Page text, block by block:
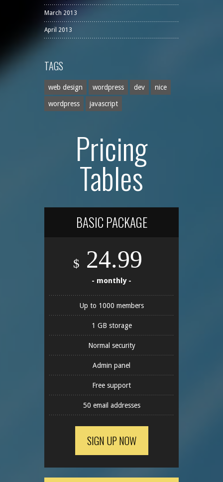
March 2013
April 2013
TAGS
web design wordpress dev nice
wordpress javascript
Pricing
Tables
BASIC PACKAGE
$ 24.99
- monthly -
Up to 1000 members
1 GB storage
Normal security
Admin panel
Free support
50 email addresses
SIGN UP NOW